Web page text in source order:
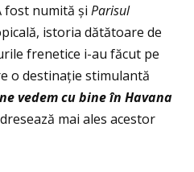
fost numită și Parisul
istoria dătătoare de
frenetice i-au făcut pe
o destinaţie stimulantă
ne vedem cu bineîn Havana
mai ales acestor